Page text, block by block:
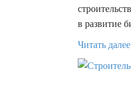
в развитие
Читать